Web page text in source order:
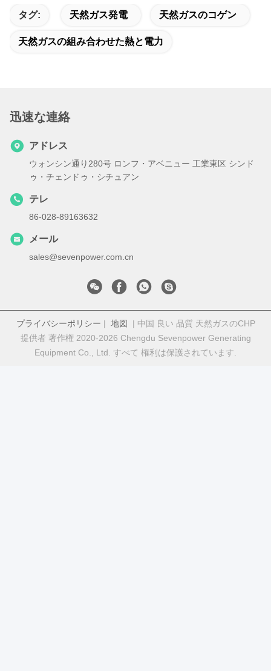
タグ: 天然ガス発電 天然ガスのコゲン
天然ガスの組み合わせた熱と電力
迅速な連絡
アドレス
ウォンシン通り280号 ロンフ・アベニュー 工業東区 シンド
ゥ・チェンドゥ・シチュアン
テレ
86-028-89163632
メール
sales@sevenpower.com.cn
プライバシーポリシー | 地図 | 中国 良い 品質 天然ガスのCHP
提供者 著作権 2020-2026 Chengdu Sevenpower Generating
Equipment Co., Ltd. すべて 権利は保護されています.